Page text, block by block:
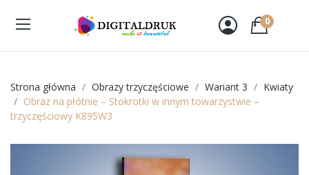
0
Strona główna Obrazy trzyczęściowe Wariant 3
Kwiaty
Obraz na płótnie – Stokrotki w innym towarzystwie –
trzyczęściowy K895W3